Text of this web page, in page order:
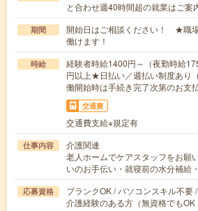
と合わせ週40時間超の就業はご
期間
開始日はご相談ください！ ★職
働けます！
時給
経験者時給1400円～（夜勤時給
円以上★日払い／週払い制度あり
働開始時は手続き完了次第のお支
交通費
交通費支給※規定有
仕事内容
介護関連
老人ホームでケアスタッフをお願
いのお手伝い・就寝前の水分補給
応募資格
ブランクOK / パソコンスキル不要
介護経験のある方（無資格でも